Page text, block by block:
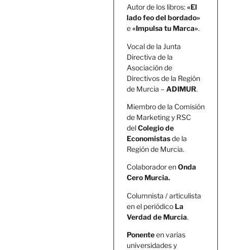
Autor de los libros:«El
lado feo del bordado»
e«Impulsa tu Marca».
Vocal de la Junta
Directiva de la
Asociación de
Directivos de la Región
de Murcia – ADIMUR.
Miembro de la Comisión
de Marketing y RSC
delColegio de
Economistasde la
Región de Murcia.
Colaborador enOnda
Cero Murcia.
Columnista / articulista
en el periódico La
Verdad de Murcia.
Ponenteen varias
universidades y